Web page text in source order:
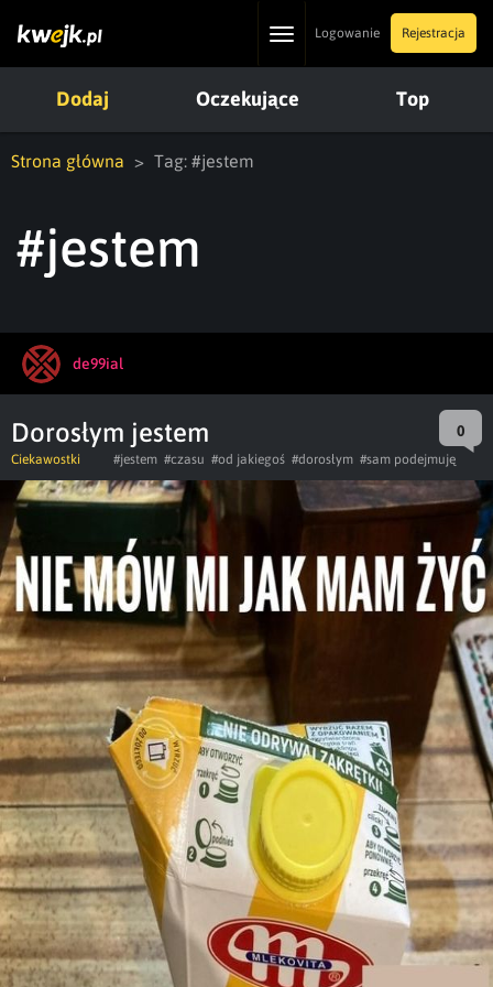
ToggleLogowanie Rejestracja
Dodaj Oczekujące Top
Strona główna Tag: #jestem
#jestem
de99ial
Dorosłym jestem 0
Ciekawostki #jestem #czasu #od jakiegoś #dorosłym #sam podejmuję